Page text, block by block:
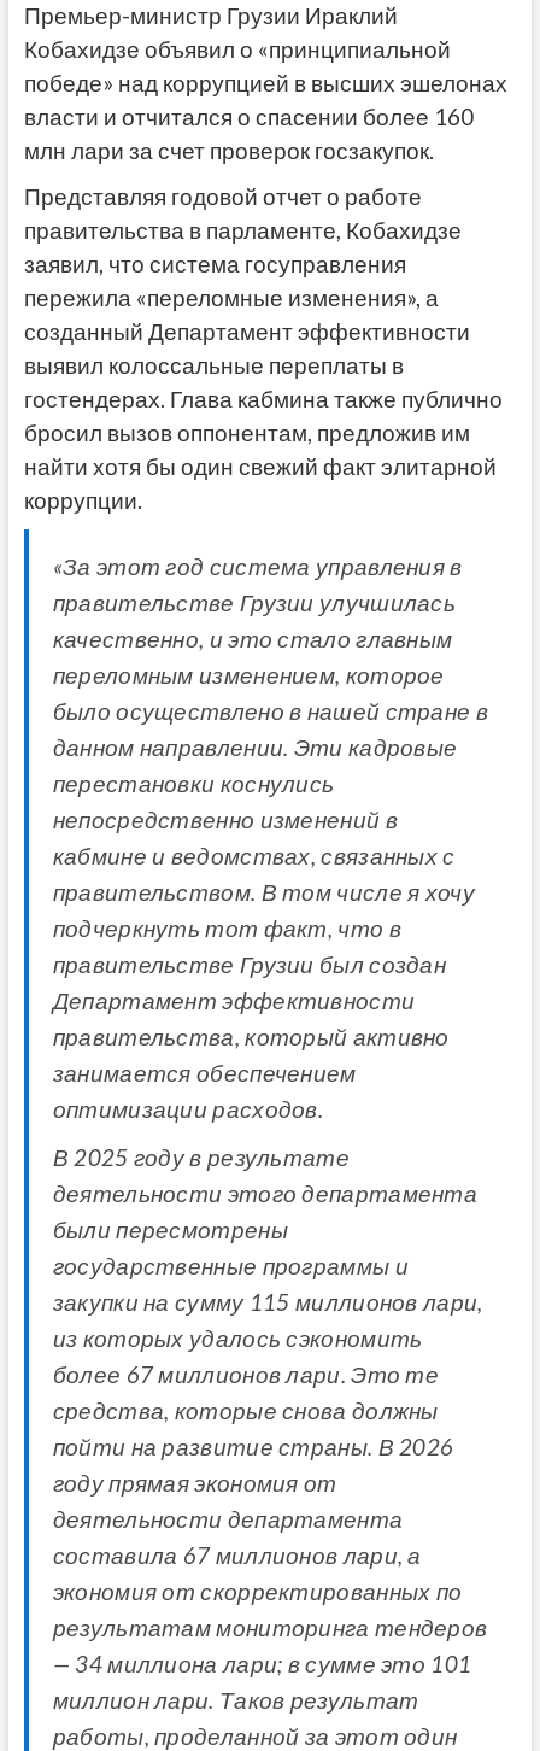
Премьер-министр Грузии Ираклий
Кобахидзе объявил о «принципиальной
победе» над коррупцией в высших эшелонах
власти и отчитался о спасении более 160
млн лари за счет проверок госзакупок.
Представляя годовой отчет о работе
правительства в парламенте, Кобахидзе
заявил, что система госуправления
пережила «переломные изменения», а
созданный Департамент эффективности
выявил колоссальные переплаты в
гостендерах. Глава кабмина также публично
бросил вызов оппонентам, предложив им
найти хотя бы один свежий факт элитарной
коррупции.
«За этот год система управления в
правительстве Грузии улучшилась
качественно, и это стало главным
переломным изменением, которое
было осуществлено в нашей стране в
данном направлении. Эти кадровые
перестановки коснулись
непосредственно изменений в
кабмине и ведомствах, связанных с
правительством. В том числе я хочу
подчеркнуть тот факт, что в
правительстве Грузии был создан
Департамент эффективности
правительства, который активно
занимается обеспечением
оптимизации расходов.
В 2025 году в результате
деятельности этого департамента
были пересмотрены
государственные программы и
закупки на сумму 115 миллионов лари,
из которых удалось сэкономить
более 67 миллионов лари. Это те
средства, которые снова должны
пойти на развитие страны. В 2026
году прямая экономия от
деятельности департамента
составила 67 миллионов лари, а
экономия от скорректированных по
результатам мониторинга тендеров
— 34 миллиона лари; в сумме это 101
миллион лари. Таков результат
работы, проделанной за этот один